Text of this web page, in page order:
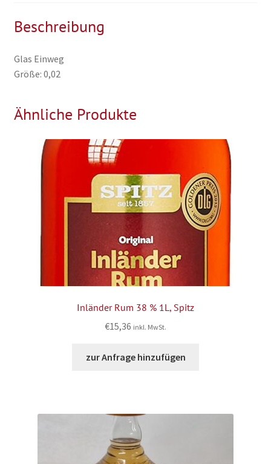
Beschreibung
Glas Einweg
Größe: 0,02
Ähnliche Produkte
Inländer Rum 38 % 1L, Spitz
€15,36 inkl. MwSt.
zur Anfrage hinzufügen